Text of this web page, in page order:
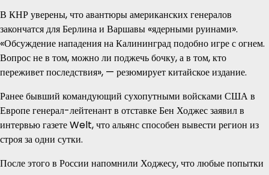
В КНР уверены, что авантюры американских генералов
закончатся для Берлина и Варшавы «ядерными руинами».
«Обсуждение нападения на Калининград подобно игре с огнем.
Вопрос не в том, можно ли поджечь бочку, а в том, кто
переживет последствия», — резюмирует китайское издание.
Ранее бывший командующий сухопутными войсками США в
Европе генерал-лейтенант в отставке Бен Ходжес заявил в
интервью газете Welt, что альянс способен вывести регион из
строя за одни сутки.
После этого в России напомнили Ходжесу, что любые попытки